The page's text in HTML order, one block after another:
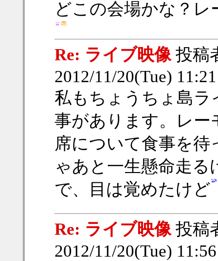
どこの会場かな？
Re: ライブ映像投稿
2012/11/20(Tue)
私もちょうちょ島ラ
事があります。レ
席について食事を
ゃあと一生懸命走
で、目は覚めたけど
Re: ライブ映像投稿
2012/11/20(Tue)